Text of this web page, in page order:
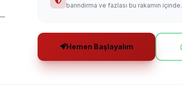
barındırma ve fazlası bu rakamın içinde.
Hemen Başlayalım